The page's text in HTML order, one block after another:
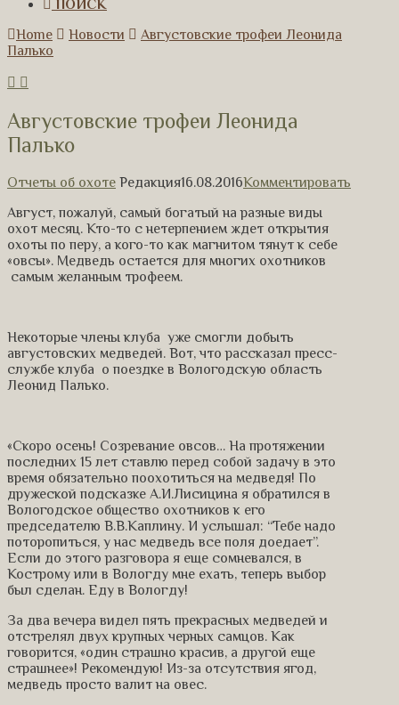
ПОИСК
Home
Новости
Августовские трофеи Леонида
Палько
Августовские трофеи Леонида
Палько
Отчеты об охоте Редакция16.08.2016Комментировать
Август, пожалуй, самый богатый на разные виды
охот месяц. Кто-то с нетерпением ждет открытия
охоты по перу, а кого-то как магнитом тянут к себе
«овсы». Медведь остается для многих охотников
самым желанным трофеем.
Некоторые члены клуба уже смогли добыть
августовских медведей. Вот, что рассказал пресс-
службе клуба о поездке в Вологодскую область
Леонид Палько.
«Скоро осень! Созревание овсов… На протяжении
последних 15 лет ставлю перед собой задачу в это
время обязательно поохотиться на медведя! По
дружеской подсказке А.И.Лисицина я обратился в
Вологодское общество охотников к его
председателю В.В.Каплину. И услышал: “Тебе надо
поторопиться, у нас медведь все поля доедает”.
Если до этого разговора я еще сомневался, в
Кострому или в Вологду мне ехать, теперь выбор
был сделан. Еду в Вологду!
За два вечера видел пять прекрасных медведей и
отстрелял двух крупных черных самцов. Как
говорится, «один страшно красив, а другой еще
страшнее»! Рекомендую! Из-за отсутствия ягод,
медведь просто валит на овес.